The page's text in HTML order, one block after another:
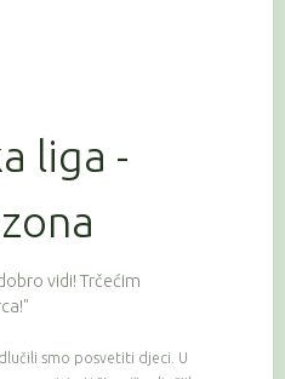
liga -
vidi! Trčećim
smo posvetiti djeci. U